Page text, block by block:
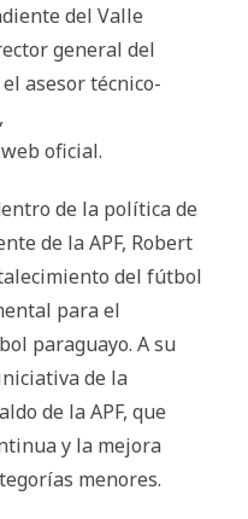
del Valle
general del
el asesor técnico-
oficial.
de la política de
de la APF, Robert
del fútbol
para el
paraguayo. A su
de la
de la APF, que
y la mejora
menores.